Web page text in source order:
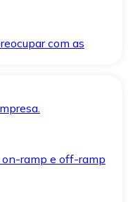
com as
on-ramp e off-ramp